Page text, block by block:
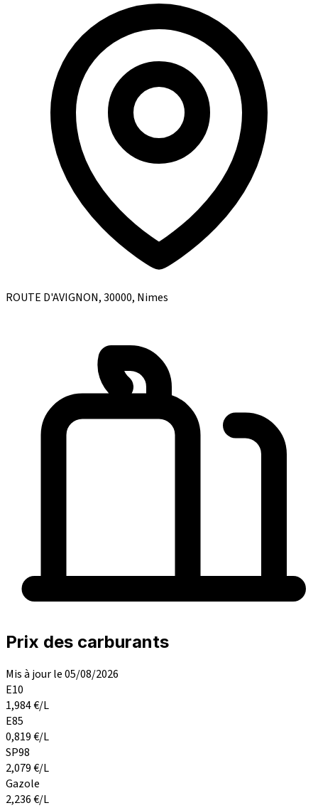
ROUTE D'AVIGNON, 30000, Nimes
Prix des carburants
Mis à jour le 05/08/2026
E10
1,984€/L
E85
0,819€/L
SP98
2,079€/L
Gazole
2,236€/L